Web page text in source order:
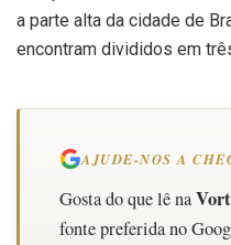
a parte alta da cidade de
encontram divididos em
AJUDE-NOS A
Gosta do que lê na
fonte preferida no